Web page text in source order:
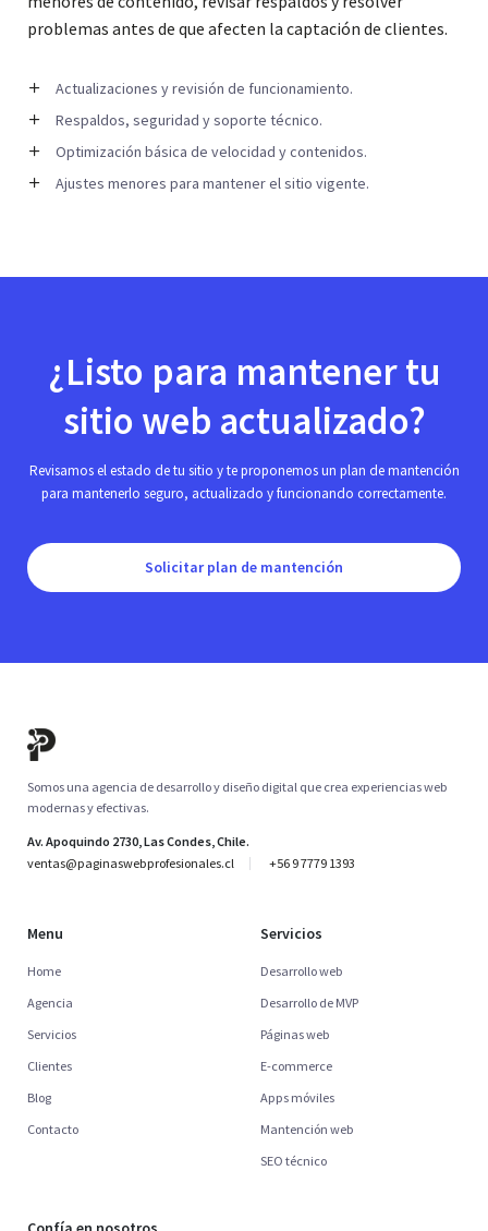
problemas antes de que afecten la captación de clientes.
Actualizaciones y revisión de funcionamiento.
Respaldos, seguridad y soporte técnico.
Optimización básica de velocidad y contenidos.
Ajustes menores para mantener el sitio vigente.
¿Listo para mantener tu
sitio web actualizado?
Revisamos el estado de tu sitio y te proponemos un plan de mantención
para mantenerlo seguro, actualizado y funcionando correctamente.
Solicitar plan de mantención
Somos una agencia de desarrollo y diseño digital que crea experiencias web
modernas y efectivas.
Av. Apoquindo 2730, Las Condes, Chile.
ventas@paginaswebprofesionales.cl
+56 9 7779 1393
Menu
Home
Agencia
Servicios
Clientes
Blog
Contacto
Servicios
Desarrollo web
Desarrollo de MVP
Páginas web
E-commerce
Apps móviles
Mantención web
SEO técnico